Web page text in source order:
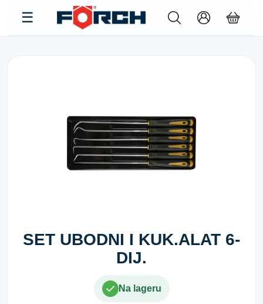
SET UBODNI I KUK.ALAT 6-
DIJ.
Na lageru